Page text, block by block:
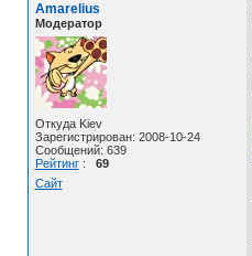
Amarelius
Модератор
Откуда Kiev
Зарегистрирован: 2008-10-24
Сообщений: 639
Рейтинг: 69
Сайт